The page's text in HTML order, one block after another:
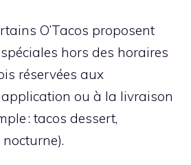
O’Tacos proposent
hors des horaires
réservées aux
ou à la livraison
: tacos dessert,